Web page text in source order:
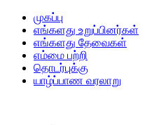
முகப்பு
எங்களது உறுப்பினர்கள்
எங்களது தேவைகள்
எம்மை பற்றி
தொடர்புக்கு
யாழ்ப்பாண வரலாறு